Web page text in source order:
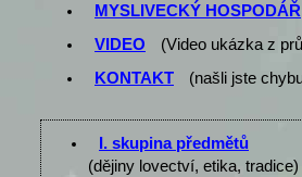
MYSLIVECKÝ HOSPODÁŘ
VIDEO
(Video ukázka z
KONTAKT
(našli jste
I. skupina předmětů
(dějiny lovectví, etika, tradice)